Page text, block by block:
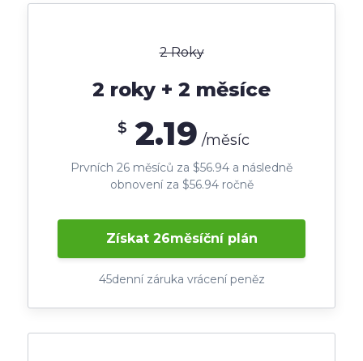
2 Roky
2 roky + 2 měsíce
$ 2.19 /měsíc
Prvních 26 měsíců za $56.94 a následně
obnovení za $56.94 ročně
Získat 26měsíční plán
45denní záruka vrácení peněz